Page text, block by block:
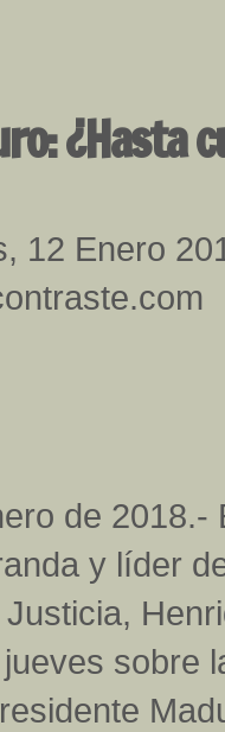
¿Hasta
12 Enero
de 2018.-
y líder
sobre